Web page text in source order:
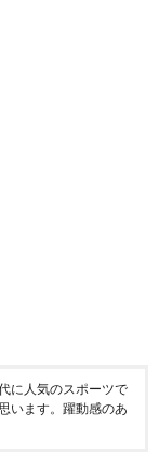
に人気のスポーツで
います。躍動感のあ